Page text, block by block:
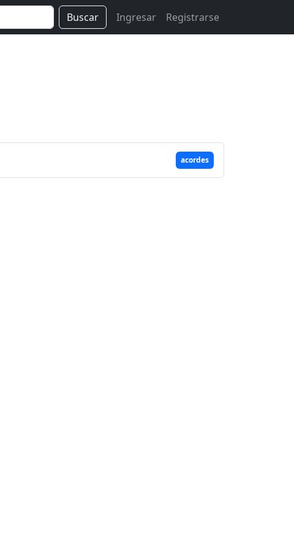
Buscar Ingresar Registrarse
acordes